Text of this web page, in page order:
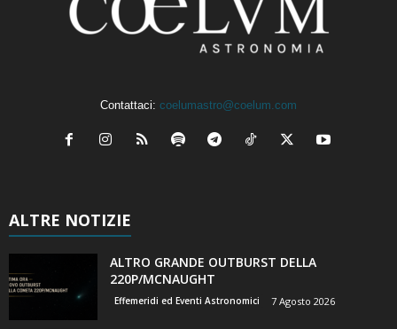
Contattaci: coelumastro@coelum.com
ALTRE NOTIZIE
ALTRO GRANDE OUTBURST DELLA
220P/MCNAUGHT
Effemeridi ed Eventi Astronomici 7 Agosto 2026